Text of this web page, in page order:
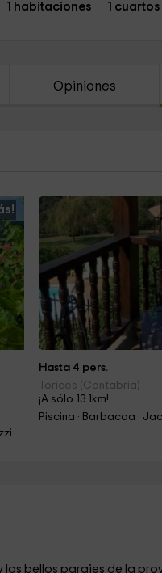
1 habitaciones 1
Opiniones
Hasta 4 pers.
Torices (Cantabria)
¡A sólo 13.1km!
Piscina · Barbacoa ·
los bellos parajes de la